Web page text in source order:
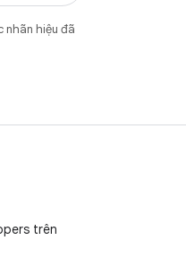
nhãn hiệu đã
trên